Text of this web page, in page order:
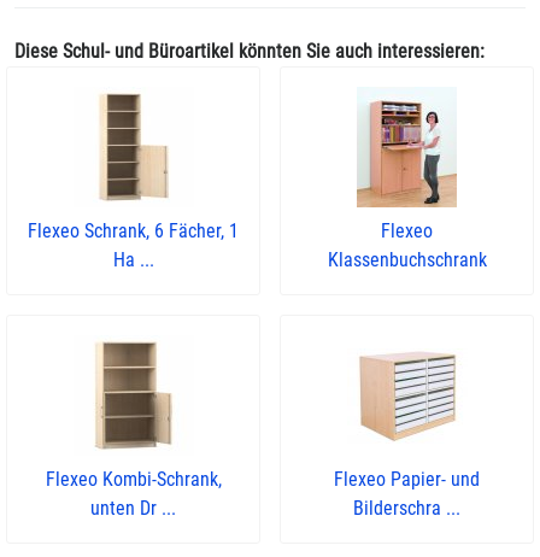
Diese Schul- und Büroartikel könnten Sie auch interessieren:
Flexeo Schrank, 6 Fächer, 1
Ha ...
Flexeo
Klassenbuchschrank
Flexeo Kombi-Schrank,
unten Dr ...
Flexeo Papier- und
Bilderschra ...